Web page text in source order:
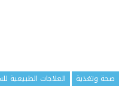
صحة وتغذية